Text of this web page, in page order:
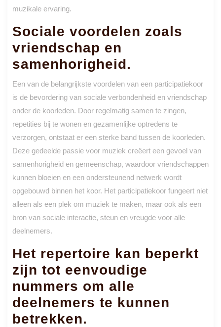
muzikale ervaring.
Sociale voordelen zoals
vriendschap en
samenhorigheid.
Een van de belangrijkste voordelen van een participatiekoor
is de bevordering van sociale verbondenheid en vriendschap
onder de koorleden. Door regelmatig samen te zingen,
repetities bij te wonen en gezamenlijke optredens te
verzorgen, ontstaat er een sterke band tussen de koorleden.
Deze gedeelde passie voor muziek creëert een gevoel van
samenhorigheid en gemeenschap, waardoor vriendschappen
kunnen bloeien en een ondersteunend netwerk wordt
opgebouwd binnen het koor. Het participatiekoor fungeert niet
alleen als een plek om muziek te maken, maar ook als een
bron van sociale interactie, steun en vreugde voor alle
deelnemers.
Het repertoire kan beperkt
zijn tot eenvoudige
nummers om alle
deelnemers te kunnen
betrekken.